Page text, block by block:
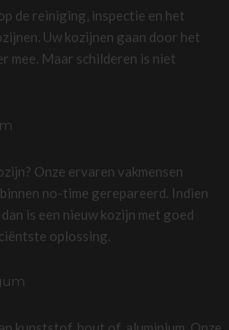
de reiniging, inspectie en het
Uw kozijnen gaan door het
mee. Maar schilderen is niet
Onze ervaren vakmensen
no-time gerepareerd. Indien
is een nieuw kozijn met goed
oplossing.